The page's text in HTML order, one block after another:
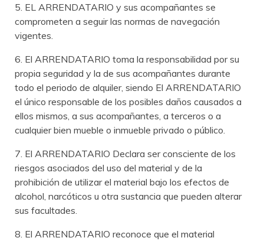
5. EL ARRENDATARIO y sus acompañantes se
comprometen a seguir las normas de navegación
vigentes.
6. El ARRENDATARIO toma la responsabilidad por su
propia seguridad y la de sus acompañantes durante
todo el periodo de alquiler, siendo El ARRENDATARIO
el único responsable de los posibles daños causados a
ellos mismos, a sus acompañantes, a terceros o a
cualquier bien mueble o inmueble privado o público.
7. El ARRENDATARIO Declara ser consciente de los
riesgos asociados del uso del material y de la
prohibición de utilizar el material bajo los efectos de
alcohol, narcóticos u otra sustancia que pueden alterar
sus facultades.
8. El ARRENDATARIO reconoce que el material